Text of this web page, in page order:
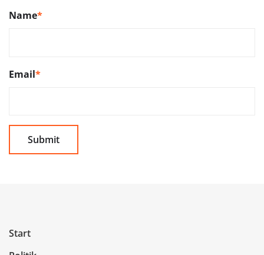
Name*
Email*
Start